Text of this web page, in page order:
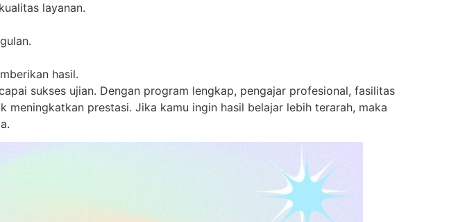
layanan.
hasil.
sukses ujian. Dengan program lengkap, pengajar profesional, fasilitas
prestasi. Jika kamu ingin hasil belajar lebih terarah, maka